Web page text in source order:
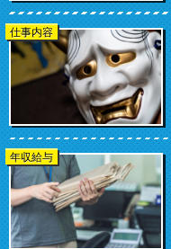
仕事内容
年収給与